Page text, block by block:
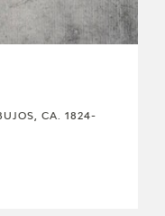
CA. 1824-